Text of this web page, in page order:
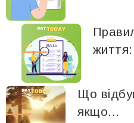
Що
якщо...